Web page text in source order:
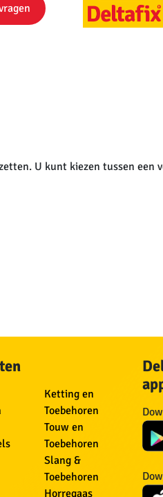
U kunt kiezen tussen een
Ketting en
Toebehoren
Touw en
Toebehoren
Slang &
Toebehoren
Horregaas